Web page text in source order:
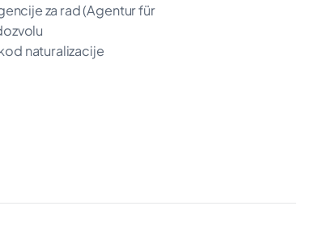
za rad (Agentur für
naturalizacije